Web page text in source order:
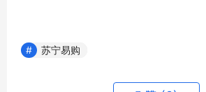
苏宁易购